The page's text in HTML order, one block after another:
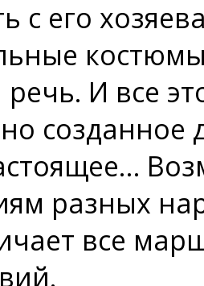
с его
И все
созданное
разных
все